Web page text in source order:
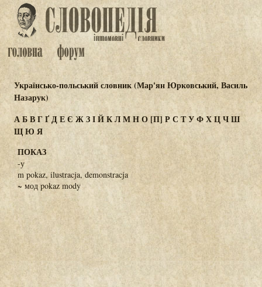
Українсько-польський словник (Мар'ян Юрковський, Василь
Назарук)
АБВГҐДЕЄЖЗІЙКЛМНО[П] Р С ТУФХЦЧШ
ЩЮЯ
ПОКАЗ
-у
m pokaz, ilustracja, demonstracja
~ мод pokaz mody